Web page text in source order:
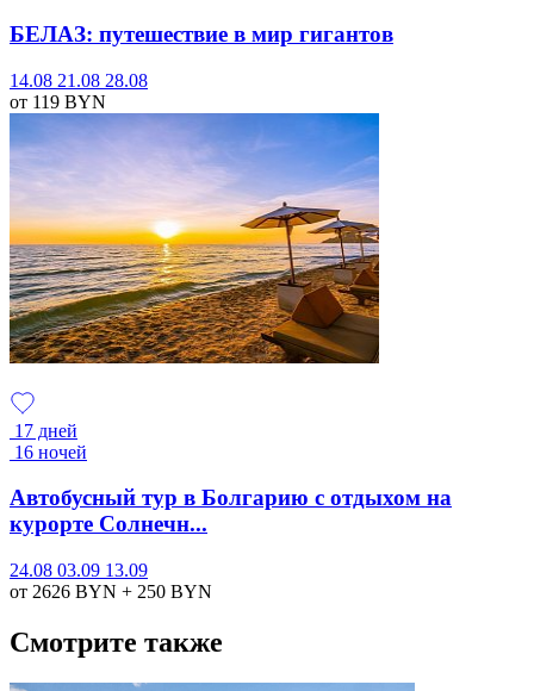
БЕЛАЗ: путешествие в мир гигантов
14.08 21.08 28.08
от 119 BYN
17 дней
16 ночей
Автобусный тур в Болгарию с отдыхом на
курорте Солнечн...
24.08 03.09 13.09
от 2626 BYN + 250 BYN
Смотрите также